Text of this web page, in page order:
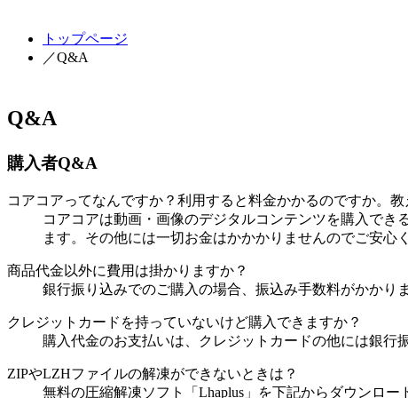
トップページ
／Q&A
Q&A
購入者Q&A
コアコアってなんですか？利用すると料金かかるのですか。教
コアコアは動画・画像のデジタルコンテンツを購入で
ます。その他には一切お金はかかかりませんのでご安心
商品代金以外に費用は掛かりますか？
銀行振り込みでのご購入の場合、振込み手数料がかかりま
クレジットカードを持っていないけど購入できますか？
購入代金のお支払いは、クレジットカードの他には銀行
ZIPやLZHファイルの解凍ができないときは？
無料の圧縮解凍ソフト「Lhaplus」を下記からダウンロー